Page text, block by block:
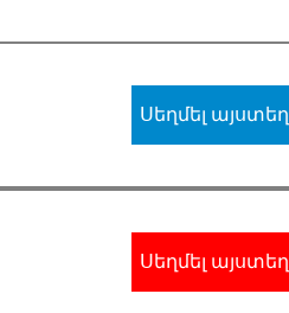
Սեղմել այստեղ
Սեղմել այստեղ